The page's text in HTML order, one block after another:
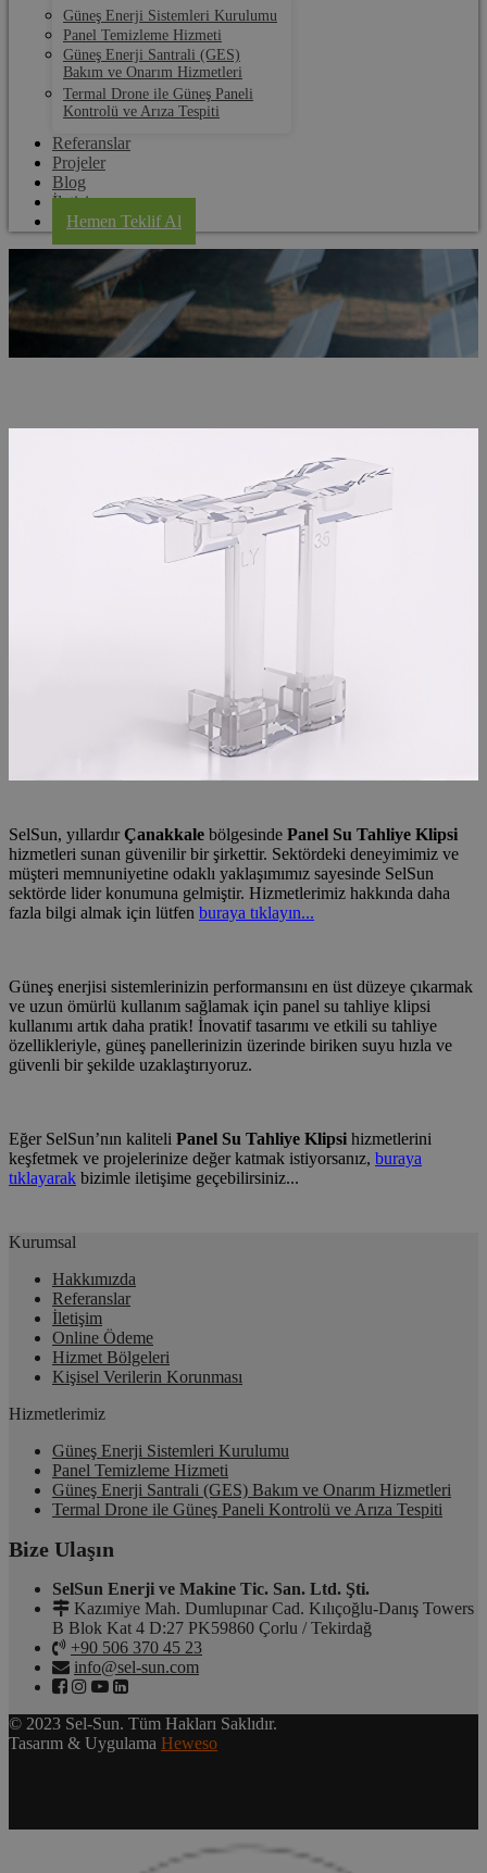
Güneş Enerji Sistemleri Kurulumu
Panel Temizleme Hizmeti
Güneş Enerji Santrali (GES)
Bakım ve Onarım Hizmetleri
Termal Drone ile Güneş Paneli
Kontrolü ve Arıza Tespiti
Referanslar
Projeler
Blog
İletişim
Hemen Teklif Al
SelSun, yıllardırÇanakkale bölgesinde Panel Su Tahliye Klipsi
hizmetleri sunan güvenilir bir şirkettir. Sektördeki deneyimimiz ve
müşteri memnuniyetine odaklı yaklaşımımız sayesinde SelSun
sektörde lider konumuna gelmiştir. Hizmetlerimiz hakkında daha
fazla bilgi almak için lütfen buraya tıklayın...
Güneş enerjisi sistemlerinizin performansını en üst düzeye çıkarmak
ve uzun ömürlü kullanım sağlamak için panel su tahliye klipsi
kullanımı artık daha pratik! İnovatif tasarımı ve etkili su tahliye
özellikleriyle, güneş panellerinizin üzerinde biriken suyu hızla ve
güvenli bir şekilde uzaklaştırıyoruz.
Eğer SelSun’nın kaliteli Panel Su Tahliye Klipsi hizmetlerini
keşfetmek ve projelerinize değer katmak istiyorsanız, buraya
tıklayarak bizimle iletişime geçebilirsiniz...
Kurumsal
Hakkımızda
Referanslar
İletişim
Online Ödeme
Hizmet Bölgeleri
Kişisel Verilerin Korunması
Hizmetlerimiz
Güneş Enerji Sistemleri Kurulumu
Panel Temizleme Hizmeti
Güneş Enerji Santrali (GES) Bakım ve Onarım Hizmetleri
Termal Drone ile Güneş Paneli Kontrolü ve Arıza Tespiti
Bize Ulaşın
SelSun Enerji ve Makine Tic. San. Ltd. Şti.
Kazımiye Mah. Dumlupınar Cad. Kılıçoğlu-Danış Towers
B Blok Kat 4 D:27 PK59860 Çorlu / Tekirdağ
+90 506 370 45 23
info@sel-sun.com
© 2023 Sel-Sun. Tüm Hakları Saklıdır.
Tasarım & Uygulama Heweso